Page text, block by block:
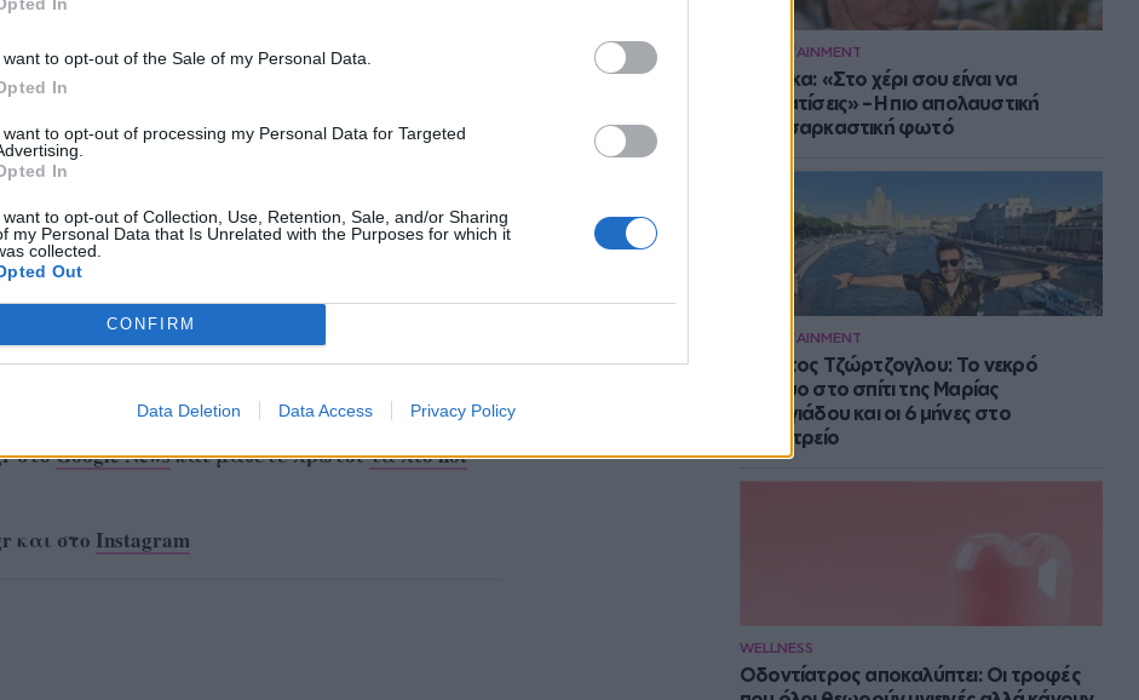
want to opt-out of the Sale of my Personal Data.
In
want to opt-out of processing my Personal Data for Targeted
In
want to opt-out of Collection, Use, Retention, Sale, and/or Sharing
my Personal Data that Is Unrelated with the Purposes for which it
collected.
Out
CONFIRM
Data Deletion Data Access Privacy Policy
ENTERTAINMENT
Μπάρκα: «Στο χέρι σου είναι να
αδυνατίσεις» – Η πιο απολαυστική
αυτοσαρκαστική φωτό
ENTERTAINMENT
Στράτος Τζώρτζογλου: Το νεκρό
έμβρυο στο σπίτι της Μαρίας
Γεωργιάδου και οι 6 μήνες στο
ψυχιατρείο
WELLNESS
Οδοντίατρος αποκαλύπτει: Οι τροφές
στοGoogle Newsκαι μάθετε πρώτοιτα πιο hot
και στο Instagram